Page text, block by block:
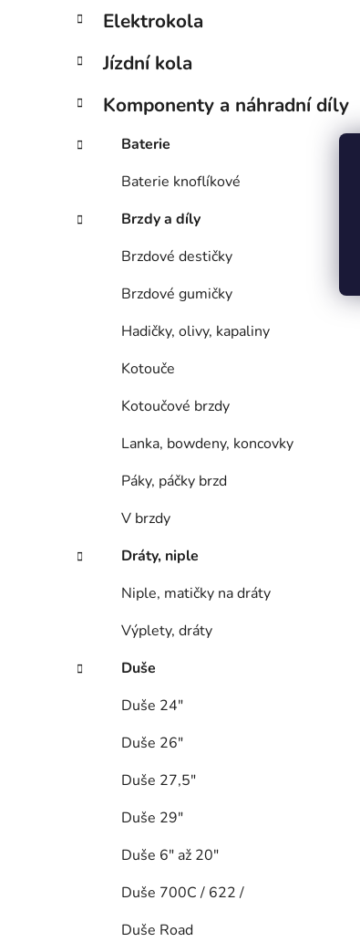
Elektrokola
Jízdní kola
Komponenty a náhradní díly
Baterie
Baterie knoflíkové
Brzdy a díly
Brzdové destičky
Brzdové gumičky
Hadičky, olivy, kapaliny
Kotouče
Kotoučové brzdy
Lanka, bowdeny, koncovky
Páky, páčky brzd
V brzdy
Dráty, niple
Niple, matičky na dráty
Výplety, dráty
Duše
Duše 24"
Duše 26"
Duše 27,5"
Duše 29"
Duše 6" až 20"
Duše 700C / 622 /
Duše Road